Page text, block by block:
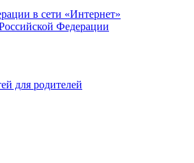
в сети «Интернет»
Федерации
для родителей